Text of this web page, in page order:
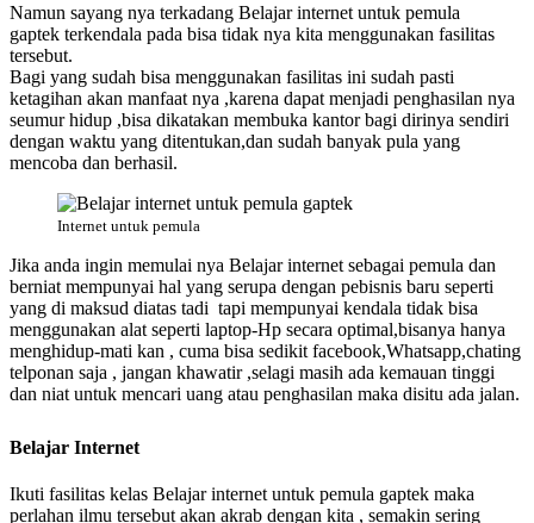
Namun sayang nya terkadang Belajar internet untuk pemula
gaptek terkendala pada bisa tidak nya kita menggunakan fasilitas
tersebut.
Bagi yang sudah bisa menggunakan fasilitas ini sudah pasti
ketagihan akan manfaat nya ,karena dapat menjadi penghasilan nya
seumur hidup ,bisa dikatakan membuka kantor bagi dirinya sendiri
dengan waktu yang ditentukan,dan sudah banyak pula yang
mencoba dan berhasil.
Internet untuk pemula
Jika anda ingin memulai nya Belajar internet sebagai pemula dan
berniat mempunyai hal yang serupa dengan pebisnis baru seperti
yang di maksud diatas tadi tapi mempunyai kendala tidak bisa
menggunakan alat seperti laptop-Hp secara optimal,bisanya hanya
menghidup-mati kan , cuma bisa sedikit facebook,Whatsapp,chating
telponan saja , jangan khawatir ,selagi masih ada kemauan tinggi
dan niat untuk mencari uang atau penghasilan maka disitu ada jalan.
Belajar Internet
Ikuti fasilitas kelas Belajar internet untuk pemula gaptek maka
perlahan ilmu tersebut akan akrab dengan kita , semakin sering